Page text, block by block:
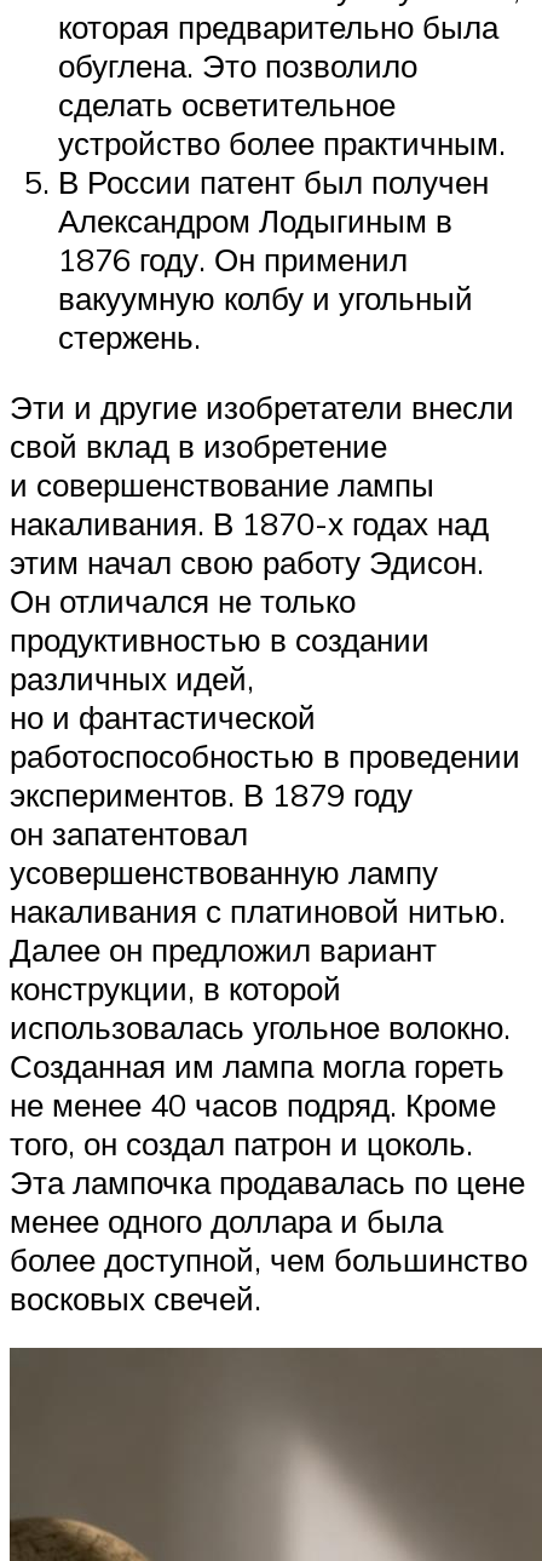
которая предварительно была
обуглена. Это позволило
сделать осветительное
устройство более практичным.
В России патент был получен
Александром Лодыгиным в
1876 году. Он применил
вакуумную колбу и угольный
стержень.
Эти и другие изобретатели внесли
свой вклад в изобретение
и совершенствование лампы
накаливания. В 1870-х годах над
этим начал свою работу Эдисон.
Он отличался не только
продуктивностью в создании
различных идей,
но и фантастической
работоспособностью в проведении
экспериментов. В 1879 году
он запатентовал
усовершенствованную лампу
накаливания с платиновой нитью.
Далее он предложил вариант
конструкции, в которой
использовалась угольное волокно.
Созданная им лампа могла гореть
не менее 40 часов подряд. Кроме
того, он создал патрон и цоколь.
Эта лампочка продавалась по цене
менее одного доллара и была
более доступной, чем большинство
восковых свечей.